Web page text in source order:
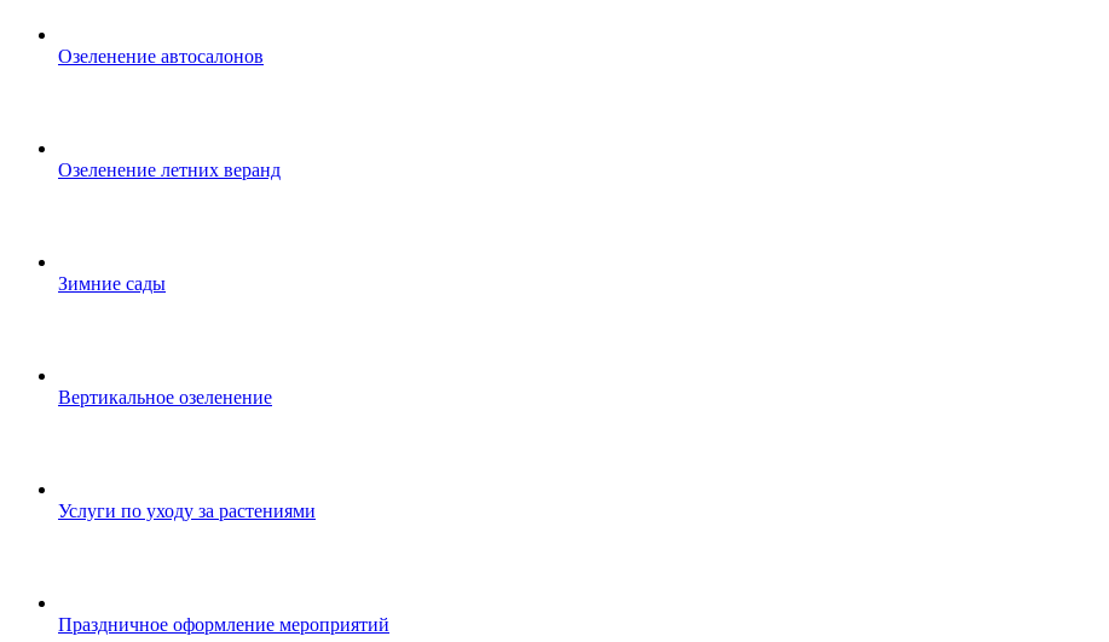
Озеленение автосалонов
Озеленение летних веранд
Зимние сады
Вертикальное озеленение
Услуги по уходу за растениями
Праздничное оформление мероприятий